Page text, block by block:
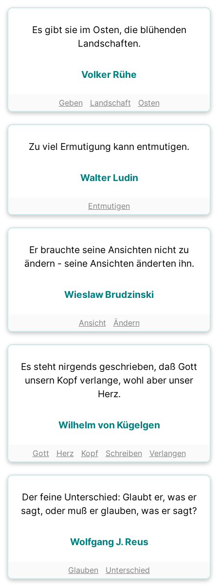
Es gibt sie im Osten, die blühenden
Landschaften.
Volker Rühe
Geben Landschaft Osten
Zu viel Ermutigung kann entmutigen.
Walter Ludin
Entmutigen
Er brauchte seine Ansichten nicht zu
ändern - seine Ansichten änderten ihn.
Wieslaw Brudzinski
Ansicht Ändern
Es steht nirgends geschrieben, daß Gott
unsern Kopf verlange, wohl aber unser
Herz.
Wilhelm von Kügelgen
Gott Herz Kopf Schreiben Verlangen
Der feine Unterschied: Glaubt er, was er
sagt, oder muß er glauben, was er sagt?
Wolfgang J. Reus
Glauben Unterschied